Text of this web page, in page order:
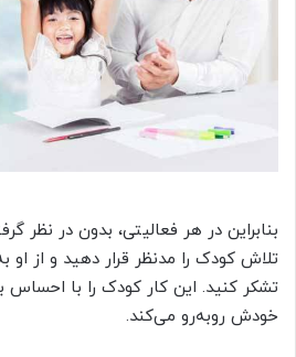
بنابراین در هر فعالیتی، بدون در نظر
تلاش کودک را مدنظر قرار دهید و از
تشکر کنید. این کار کودک را با احساس
خودش روبه‌رو می‌کند.